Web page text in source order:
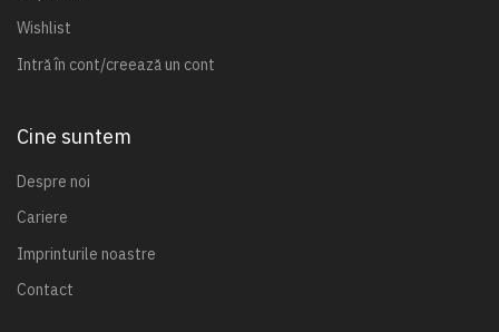
Wishlist
Intră în cont/creează un cont
Cine suntem
Despre noi
Cariere
Imprinturile noastre
Contact